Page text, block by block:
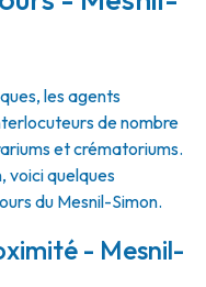
les agents
de nombre
et crématoriums.
voici quelques
du Mesnil-Simon.
- Mesnil-